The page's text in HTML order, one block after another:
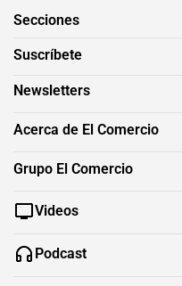
Secciones
Suscríbete
Newsletters
Acerca de El Comercio
Grupo El Comercio
Videos
Podcast